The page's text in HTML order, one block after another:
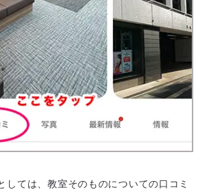
しては、教室そのものについての口コミ